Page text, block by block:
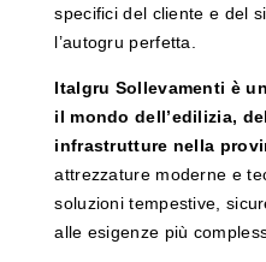
specifici del cliente e del
l’autogru perfetta.
Italgru Sollevamenti è
il mondo dell’edilizia,
infrastrutture nella
attrezzature moderne e
soluzioni tempestive,
alle esigenze più